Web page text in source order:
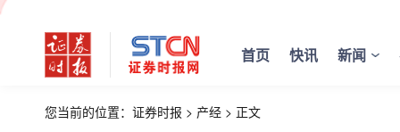
首页 快讯 新闻
您当前的位置： 证券时报 > 产经 > 正文